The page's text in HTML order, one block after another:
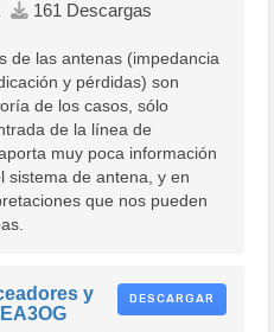
161 Descargas
de las antenas (impedancia
y pérdidas) son
de los casos, sólo
de la línea de
muy poca información
sistema de antena, y en
que nos pueden
DESCARGAR
y